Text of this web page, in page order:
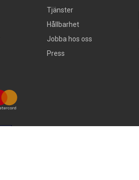
Tjänster
Hållbarhet
Jobba hos oss
Press